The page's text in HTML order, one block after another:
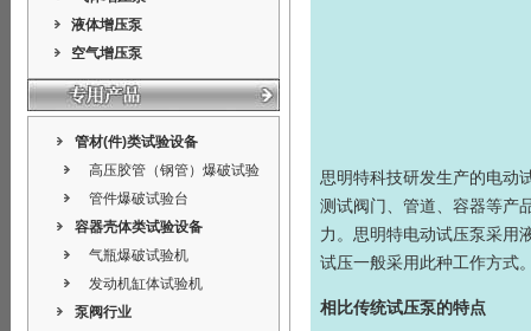
液体增压泵
空气增压泵
管材(件)类试验设备
高压胶管（钢管）爆破试验
管件爆破试验台
容器壳体类试验设备
气瓶爆破试验机
发动机缸体试验机
泵阀行业
思明特科技研发生产的电动
测试阀门、管道、容器等产
力。思明特电动试压泵采用
试压一般采用此种工作方式
相比传统试压泵的特点